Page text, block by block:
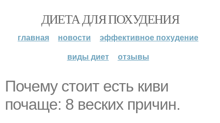
ДИЕТА ДЛЯ ПОХУДЕНИЯ
главная новости
эффективное похудение
виды диет
отзывы
Почему стоит есть киви
почаще: 8 веских причин.